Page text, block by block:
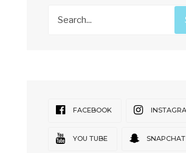
FACEBOOK
YOU TUBE SNAPCHAT